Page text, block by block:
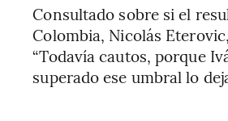
Consultado sobre si el
Colombia, Nicolás
“Todavía cautos, porque
superado ese umbral lo